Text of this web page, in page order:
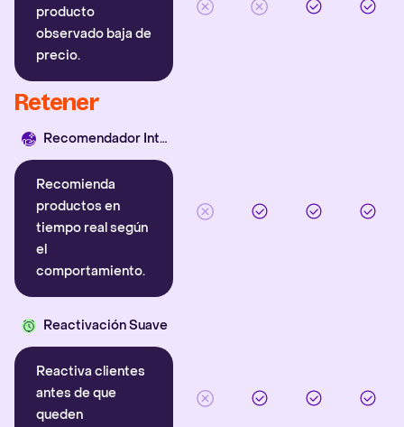
producto
observado baja de
precio.
Retener
Recomendador Inteligente
Recomienda
productos en
tiempo real según
el
comportamiento.
Reactivación Suave
Reactiva clientes
antes de que
queden